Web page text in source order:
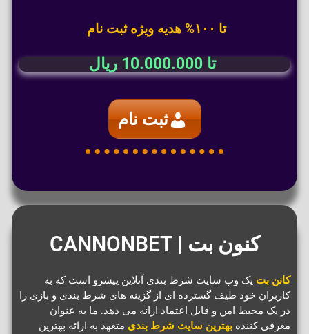
تا ۱۰۰% هدیه ویژه ثبت نام
تا 10.000.000 ریال
ثبت نام
کنون بت | CANNONBET
کانن بت یک وب سایت شرط بندی آنلاین پیشرو است که به
کاربران خود طیف گسترده ای از گزینه های شرط بندی و بازی را
در یک محیط امن و قابل اعتماد ارائه می دهد. ما به عنوان
معرفی کنندهبهترین سایت شرط بندی متعهد به ارائه بهترین